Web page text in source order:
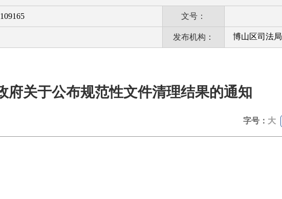
文号：
发布机构： 博山区司法局
府关于公布规范性文件清理结果的通知
字号： 大